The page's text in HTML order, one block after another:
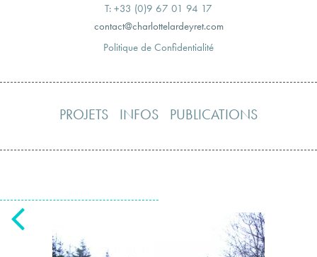
T: +33 (0)9 67 01 94 17
moc.teryedralettolrahc@tcatnoc
Politique de Confidentialité
PROJETS INFOS PUBLICATIONS